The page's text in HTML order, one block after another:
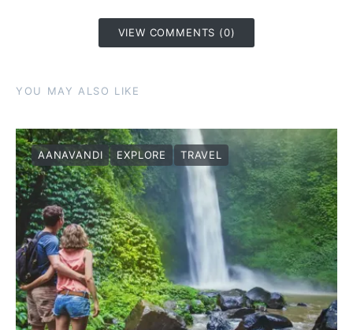
VIEW COMMENTS (0)
YOU MAY ALSO LIKE
AANAVANDI EXPLORE TRAVEL